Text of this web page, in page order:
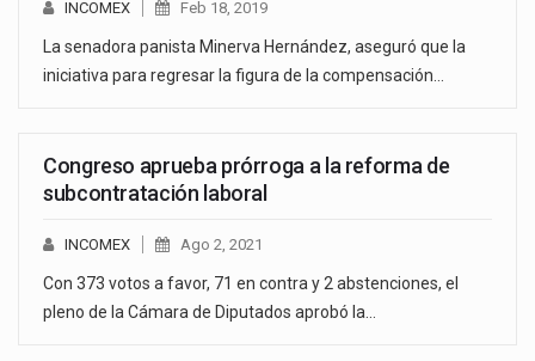
INCOMEX Feb 18, 2019
La senadora panista Minerva Hernández, aseguró que la
iniciativa para regresar la figura de la compensación…
Congreso aprueba prórroga a la reforma de
subcontratación laboral
INCOMEX Ago 2, 2021
Con 373 votos a favor, 71 en contra y 2 abstenciones, el
pleno de la Cámara de Diputados aprobó la…